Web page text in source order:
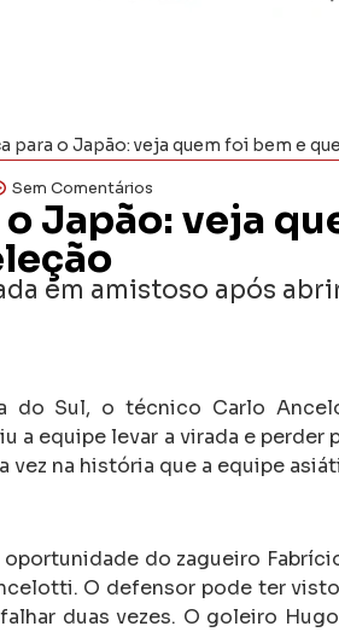
para o Japão: veja quem foi bem e
Sem Comentários
Japão: veja
em amistoso após
do Sul, o técnico Carlo
a equipe levar a virada e perder
na história que a equipe
do zagueiro
O defensor pode ter
duas vezes. O goleiro